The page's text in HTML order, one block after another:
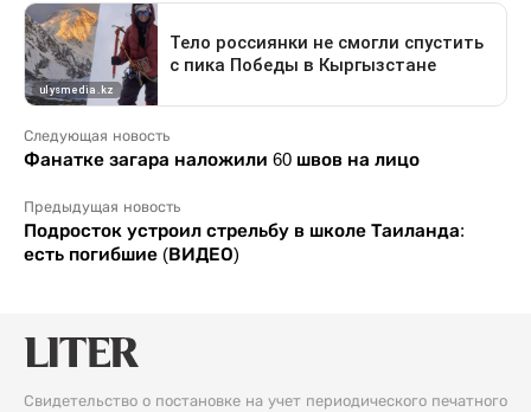
Следующая новость
Фанатке загара наложили 60 швов на лицо
Предыдущая новость
Подросток устроил стрельбу в школе Таиланда:
есть погибшие (ВИДЕО)
Свидетельство о постановке на учет периодического печатного